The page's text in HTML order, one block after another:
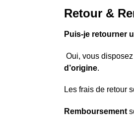
Retour &
Puis-je retourner
Oui, vous
d’origine.
Les frais de retour
Remboursement